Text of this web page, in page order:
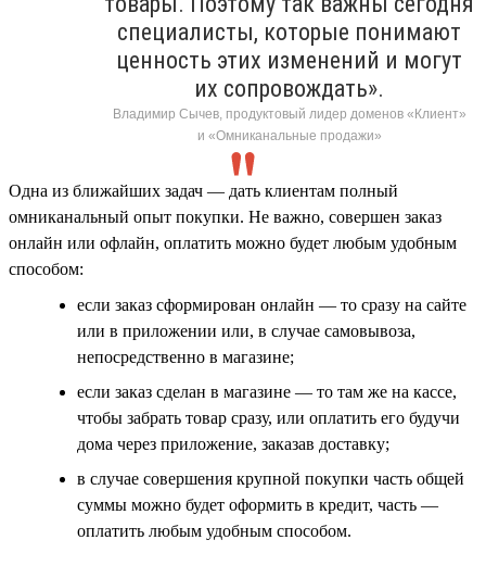
специалисты, которые понимают
ценность этих изменений и могут
их сопровождать».
Владимир Сычев, продуктовый лидер доменов «Клиент»
и «Омниканальные продажи»
Одна из ближайших задач — дать клиентам полный
омниканальный опыт покупки. Не важно, совершен заказ
онлайн или офлайн, оплатить можно будет любым удобным
способом:
если заказ сформирован онлайн — то сразу на сайте
или в приложении или, в случае самовывоза,
непосредственно в магазине;
если заказ сделан в магазине — то там же на кассе,
чтобы забрать товар сразу, или оплатить его будучи
дома через приложение, заказав доставку;
в случае совершения крупной покупки часть общей
суммы можно будет оформить в кредит, часть —
оплатить любым удобным способом.